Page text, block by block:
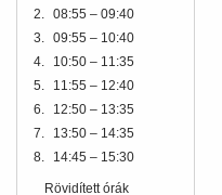
2. 08:55 – 09:40
3. 09:55 – 10:40
4.
10:50 – 11:35
5.
11:55 – 12:40
6.
12:50 – 13:35
7.
13:50 – 14:35
8.
14:45 – 15:30
Rövidített órák